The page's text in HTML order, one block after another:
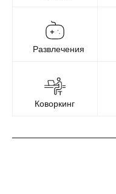
Развлечения
Коворкинг